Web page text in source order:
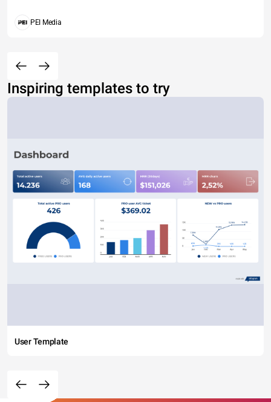
PEI Media
Inspiring templates to try
User Template